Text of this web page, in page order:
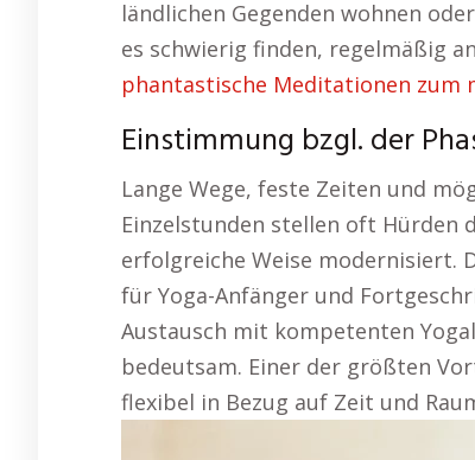
ländlichen Gegenden wohnen
es schwierig finden, regelmäßig
phantastische Meditationen zum
Einstimmung bzgl. der
Lange Wege, feste Zeiten und
Einzelstunden stellen oft Hürden
erfolgreiche Weise modernisiert.
für Yoga-Anfänger und
Austausch mit kompetenten
bedeutsam. Einer der größten
flexibel in Bezug auf Zeit und